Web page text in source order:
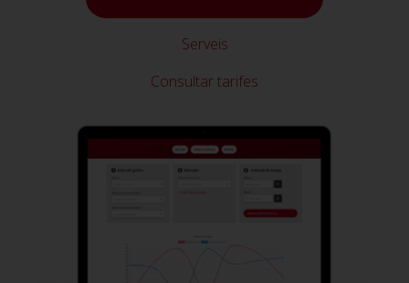
Serveis
Consultar tarifes